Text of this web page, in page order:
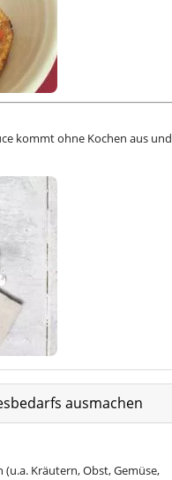
kommt ohne Kochen aus
ausmachen
Kräutern, Obst, Gemüse,